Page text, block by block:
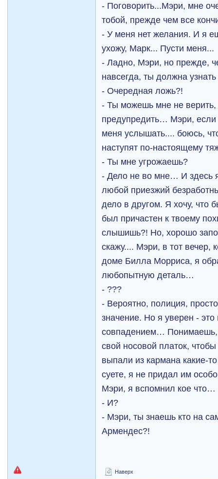
- Поговорить...Мэри, мне
тобой, прежде чем все
- У меня нет желания. И я
ухожу, Марк... Пусти меня...
- Ладно, Мэри, но прежде,
навсегда, ты должна
- Очередная ложь?!
- Ты можешь мне не верить,
предупредить… Мэри, если
меня услышать.... боюсь,
наступят по-настоящему
- Ты мне угрожаешь?
- Дело не во мне… И здесь
любой приезжий
дело в другом. Я хочу, что
был причастен к твоему
слышишь?! Но, хорошо
скажу.... Мэри, в тот вечер,
доме Билла Морриса, я
любопытную деталь…
- ???
- Вероятно, полиция,
значение. Но я уверен -
совпадением… Понимаешь,
свой носовой платок,
выпали из кармана какие-
суете, я не придал им
Мэри, я вспомнил кое что…
- И?
- Мэри, ты знаешь кто на
Армендес?!
Наверх